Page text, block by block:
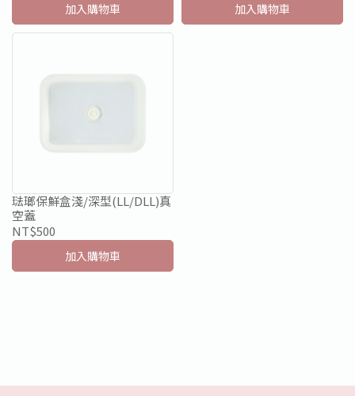
加入購物車 加入購物車
琺瑯保鮮盒淺/深型(LL/DLL)真
空蓋
NT$500
加入購物車